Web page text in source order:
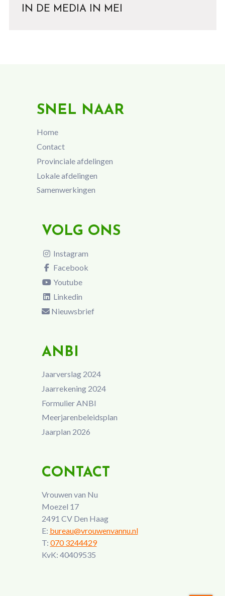
IN DE MEDIA IN MEI
SNEL NAAR
Home
Contact
Provinciale afdelingen
Lokale afdelingen
Samenwerkingen
VOLG ONS
Instagram
Facebook
Youtube
Linkedin
Nieuwsbrief
ANBI
Jaarverslag 2024
Jaarrekening 2024
Formulier ANBI
Meerjarenbeleidsplan
Jaarplan 2026
CONTACT
Vrouwen van Nu
Moezel 17
2491 CV Den Haag
E: bureau@vrouwenvannu.nl
T: 070 3244429
KvK: 40409535